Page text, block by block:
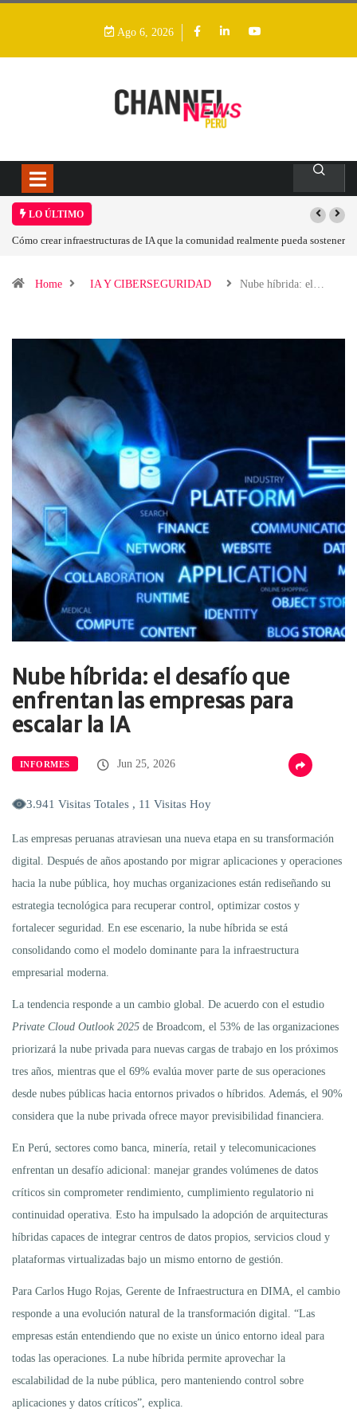
Ago 6, 2026
LO ÚLTIMO
crear infraestructuras de IA que la comunidad realmente pueda sostener Las
Home IA Y CIBERSEGURIDAD Nube híbrida: el…
Nube híbrida: el desafío que
enfrentan las empresas para
escalar la IA
INFORMES Jun 25, 2026
3.941 Visitas Totales , 11 Visitas Hoy
Las empresas peruanas atraviesan una nueva etapa en su transformación
digital. Después de años apostando por migrar aplicaciones y operaciones
hacia la nube pública, hoy muchas organizaciones están rediseñando su
estrategia tecnológica para recuperar control, optimizar costos y
fortalecer seguridad. En ese escenario, la nube híbrida se está
consolidando como el modelo dominante para la infraestructura
empresarial moderna.
La tendencia responde a un cambio global. De acuerdo con el estudio
Private Cloud Outlook 2025 de Broadcom, el 53% de las organizaciones
priorizará la nube privada para nuevas cargas de trabajo en los próximos
tres años, mientras que el 69% evalúa mover parte de sus operaciones
desde nubes públicas hacia entornos privados o híbridos. Además, el 90%
considera que la nube privada ofrece mayor previsibilidad financiera.
En Perú, sectores como banca, minería, retail y telecomunicaciones
enfrentan un desafío adicional: manejar grandes volúmenes de datos
críticos sin comprometer rendimiento, cumplimiento regulatorio ni
continuidad operativa. Esto ha impulsado la adopción de arquitecturas
híbridas capaces de integrar centros de datos propios, servicios cloud y
plataformas virtualizadas bajo un mismo entorno de gestión.
Para Carlos Hugo Rojas, Gerente de Infraestructura en DIMA, el cambio
responde a una evolución natural de la transformación digital. “Las
empresas están entendiendo que no existe un único entorno ideal para
todas las operaciones. La nube híbrida permite aprovechar la
escalabilidad de la nube pública, pero manteniendo control sobre
aplicaciones y datos críticos”, explica.